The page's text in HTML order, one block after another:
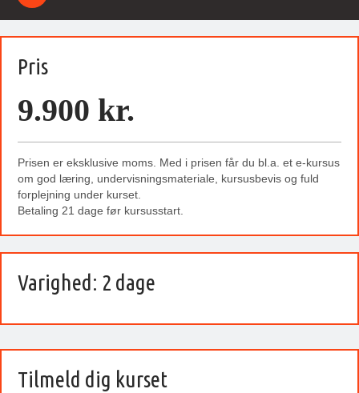
Pris
9.900 kr.
Prisen er eksklusive moms. Med i prisen får du bl.a. et e-kursus
om god læring, undervisningsmateriale, kursusbevis og fuld
forplejning under kurset.
Betaling 21 dage før kursusstart.
Varighed: 2 dage
Tilmeld dig kurset